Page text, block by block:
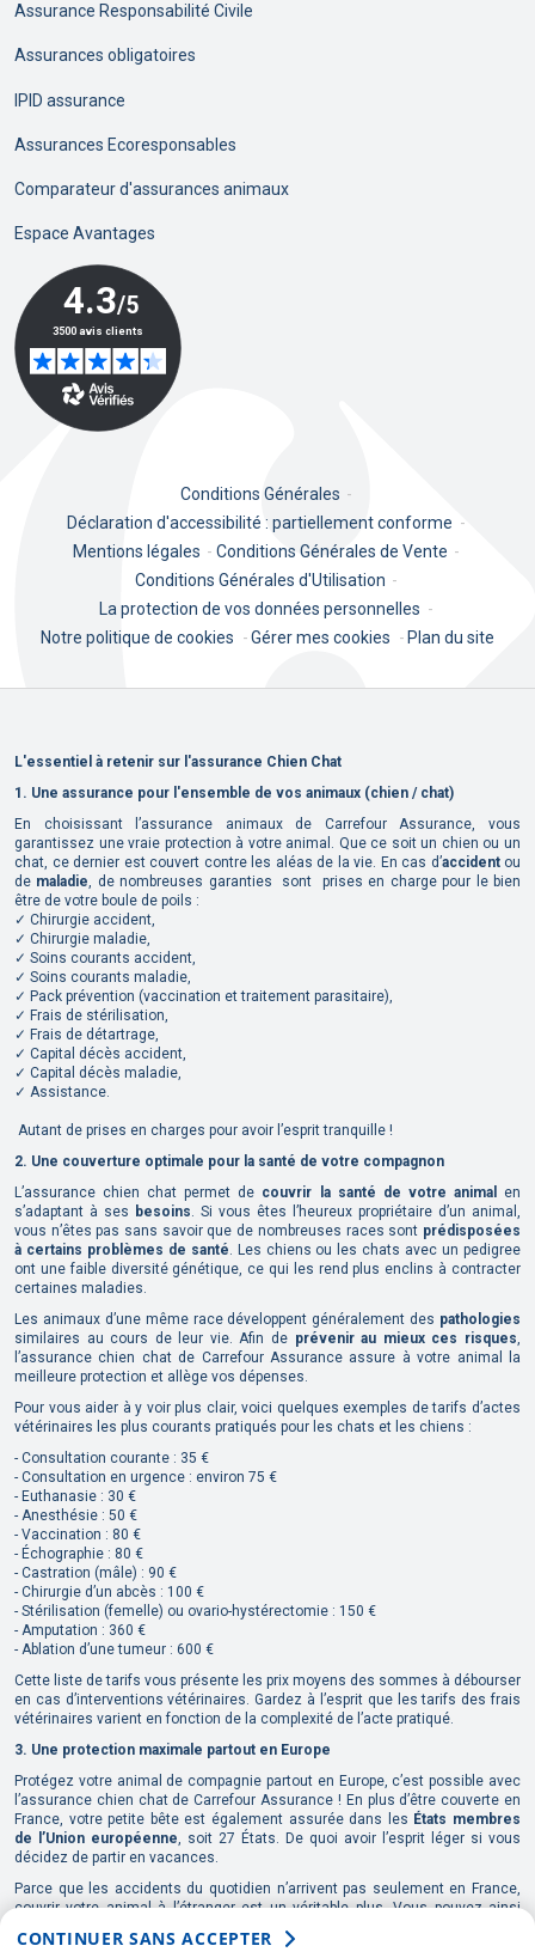
Assurance Responsabilité Civile
Assurances obligatoires
IPID assurance
Assurances Ecoresponsables
Comparateur d'assurances animaux
Espace Avantages
Conditions Générales -
Déclaration d'accessibilité : partiellement conforme -
Mentions légales - Conditions Générales de Vente -
Conditions Générales d'Utilisation -
La protection de vos données personnelles -
Notre politique de cookies -Gérer mes cookies - Plan du site
L'essentiel à retenir sur l'assurance Chien Chat
1. Une assurance pour l'ensemble de vos animaux (chien / chat)
En choisissant l’assurance animaux de Carrefour Assurance, vous
garantissez une vraie protection à votre animal. Que ce soit un chien ou un
chat, ce dernier est couvert contre les aléas de la vie. En cas d’accident ou
de maladie, de nombreuses garanties sont prises en charge pour le bien
être de votre boule de poils :
✓ Chirurgie accident,
✓ Chirurgie maladie,
✓ Soins courants accident,
✓ Soins courants maladie,
✓ Pack prévention (vaccination et traitement parasitaire),
✓ Frais de stérilisation,
✓ Frais de détartrage,
✓ Capital décès accident,
✓ Capital décès maladie,
✓ Assistance.
Autant de prises en charges pour avoir l’esprit tranquille !
2. Une couverture optimale pour la santé de votre compagnon
L’assurance chien chat permet de couvrir la santé de votre animal en
s’adaptant à ses besoins. Si vous êtes l’heureux propriétaire d’un animal,
vous n’êtes pas sans savoir que de nombreuses races sont prédisposées
à certains problèmes de santé. Les chiens ou les chats avec un pedigree
ont une faible diversité génétique, ce qui les rend plus enclins à contracter
certaines maladies.
Les animaux d’une même race développent généralement des pathologies
similaires au cours de leur vie. Afin de prévenir au mieux ces risques,
l’assurance chien chat de Carrefour Assurance assure à votre animal la
meilleure protection et allège vos dépenses.
Pour vous aider à y voir plus clair, voici quelques exemples de tarifs d’actes
vétérinaires les plus courants pratiqués pour les chats et les chiens :
- Consultation courante : 35 €
- Consultation en urgence : environ 75 €
- Euthanasie : 30 €
- Anesthésie : 50 €
- Vaccination : 80 €
- Échographie : 80 €
- Castration (mâle) : 90 €
- Chirurgie d’un abcès : 100 €
- Stérilisation (femelle) ou ovario-hystérectomie : 150 €
- Amputation : 360 €
- Ablation d’une tumeur : 600 €
Cette liste de tarifs vous présente les prix moyens des sommes à débourser
en cas d’interventions vétérinaires. Gardez à l’esprit que les tarifs des frais
vétérinaires varient en fonction de la complexité de l’acte pratiqué.
3. Une protection maximale partout en Europe
Protégez votre animal de compagnie partout en Europe, c’est possible avec
l’assurance chien chat de Carrefour Assurance ! En plus d’être couverte en
France, votre petite bête est également assurée dans les États membres
de l’Union européenne, soit 27 États. De quoi avoir l’esprit léger si vous
décidez de partir en vacances.
Parce que les accidents du quotidien n’arrivent pas seulement en France,
couvrir votre animal à l’étranger est un véritable plus. Vous pouvez ainsi
pour la santé de votre compagnon si
vous l’emmenez avec vous en voyage.
CONTINUER SANS ACCEPTER